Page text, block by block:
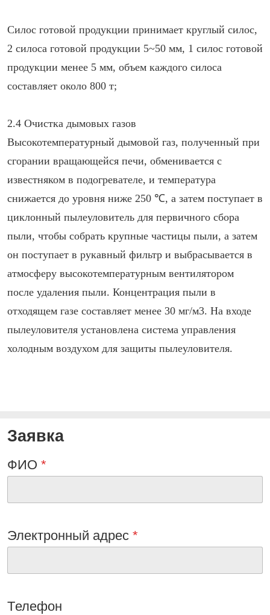
Силос готовой продукции принимает круглый силос,
2 силоса готовой продукции 5~50 мм, 1 силос готовой
продукции менее 5 мм, объем каждого силоса
составляет около 800 т;
2.4 Очистка дымовых газов
Высокотемпературный дымовой газ, полученный при
сгорании вращающейся печи, обменивается с
известняком в подогревателе, и температура
снижается до уровня ниже 250 ℃, а затем поступает в
циклонный пылеуловитель для первичного сбора
пыли, чтобы собрать крупные частицы пыли, а затем
он поступает в рукавный фильтр и выбрасывается в
атмосферу высокотемпературным вентилятором
после удаления пыли. Концентрация пыли в
отходящем газе составляет менее 30 мг/м3. На входе
пылеуловителя установлена ​​система управления
холодным воздухом для защиты пылеуловителя.
Заявка
ФИО *
Электронный адрес *
Tелефон